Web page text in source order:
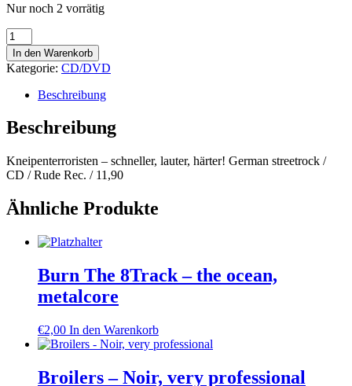
Nur noch 2 vorrätig
Kneipenterroristen
-
schneller,
lauter,
härter!
Menge
In den Warenkorb
Kategorie: CD/DVD
Beschreibung
Beschreibung
Kneipenterroristen – schneller, lauter, härter! German streetrock /
CD / Rude Rec. / 11,90
Ähnliche Produkte
Burn The 8Track – the ocean,
metalcore
€2,00 In den Warenkorb
Broilers – Noir, very professional